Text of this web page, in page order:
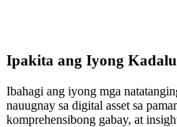
Ipakita ang Iyong
Ibahagi ang iyong mga
nauugnay sa digital asset sa
komprehensibong gabay, at